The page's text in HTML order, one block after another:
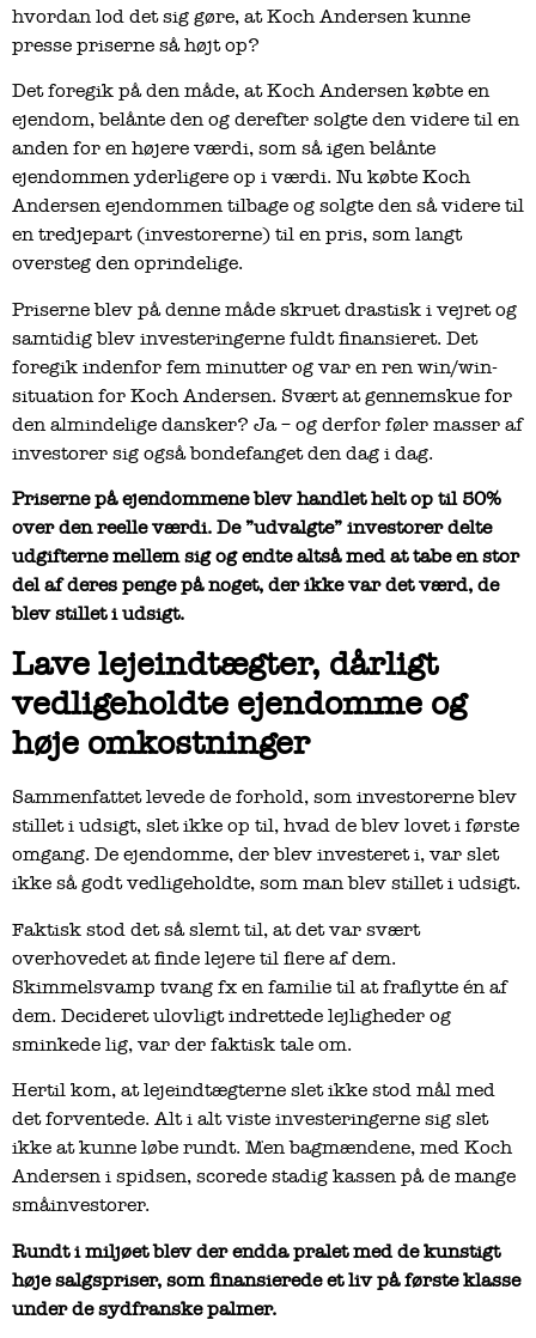
hvordan lod det sig gøre, at Koch Andersen kunne
presse priserne så højt op?
Det foregik på den måde, at Koch Andersen købte en
ejendom, belånte den og derefter solgte den videre til en
anden for en højere værdi, som så igen belånte
ejendommen yderligere op i værdi. Nu købte Koch
Andersen ejendommen tilbage og solgte den så videre til
en tredjepart (investorerne) til en pris, som langt
oversteg den oprindelige.
Priserne blev på denne måde skruet drastisk i vejret og
samtidig blev investeringerne fuldt finansieret. Det
foregik indenfor fem minutter og var en ren win/win-
situation for Koch Andersen. Svært at gennemskue for
den almindelige dansker? Ja – og derfor føler masser af
investorer sig også bondefanget den dag i dag.
Priserne på ejendommene blev handlet helt op til 50%
over den reelle værdi. De ”udvalgte” investorer delte
udgifterne mellem sig og endte altså med at tabe en stor
del af deres penge på noget, der ikke var det værd, de
blev stillet i udsigt.
Lave lejeindtægter, dårligt
vedligeholdte ejendomme og
høje omkostninger
Sammenfattet levede de forhold, som investorerne blev
stillet i udsigt, slet ikke op til, hvad de blev lovet i første
omgang. De ejendomme, der blev investeret i, var slet
ikke så godt vedligeholdte, som man blev stillet i udsigt.
Faktisk stod det så slemt til, at det var svært
overhovedet at finde lejere til flere af dem.
Skimmelsvamp tvang fx en familie til at fraflytte én af
dem. Decideret ulovligt indrettede lejligheder og
sminkede lig, var der faktisk tale om.
Hertil kom, at lejeindtægterne slet ikke stod mål med
det forventede. Alt i alt viste investeringerne sig slet
ikke at kunne løbe rundt. Men bagmændene, med Koch
Andersen i spidsen, scorede stadig kassen på de mange
småinvestorer.
Rundt i miljøet blev der endda pralet med de kunstigt
høje salgspriser, som finansierede et liv på første klasse
under de sydfranske palmer.